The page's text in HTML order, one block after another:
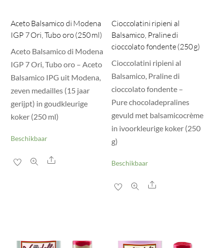
Aceto Balsamico di Modena
IGP 7 Ori, Tubo oro (250 ml)
Aceto Balsamico di Modena
IGP 7 Ori, Tubo oro – Aceto
Balsamico IPG uit Modena,
zeven medailles (15 jaar
gerijpt) in goudkleurige
koker (250 ml)
Beschikbaar
Share
Cioccolatini ripieni al
Balsamico, Praline di
cioccolato fondente (250 g)
Cioccolatini ripieni al
Balsamico, Praline di
cioccolato fondente –
Pure chocoladepralines
gevuld met balsamicocrème
in ivoorkleurige koker (250
g)
Beschikbaar
Share